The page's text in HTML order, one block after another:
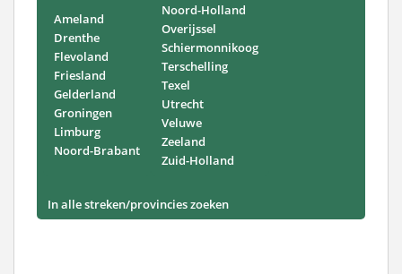
Ameland
Drenthe
Flevoland
Friesland
Gelderland
Groningen
Limburg
Noord-Brabant
Noord-Holland
Overijssel
Schiermonnikoog
Terschelling
Texel
Utrecht
Veluwe
Zeeland
Zuid-Holland
In alle streken/provincies zoeken